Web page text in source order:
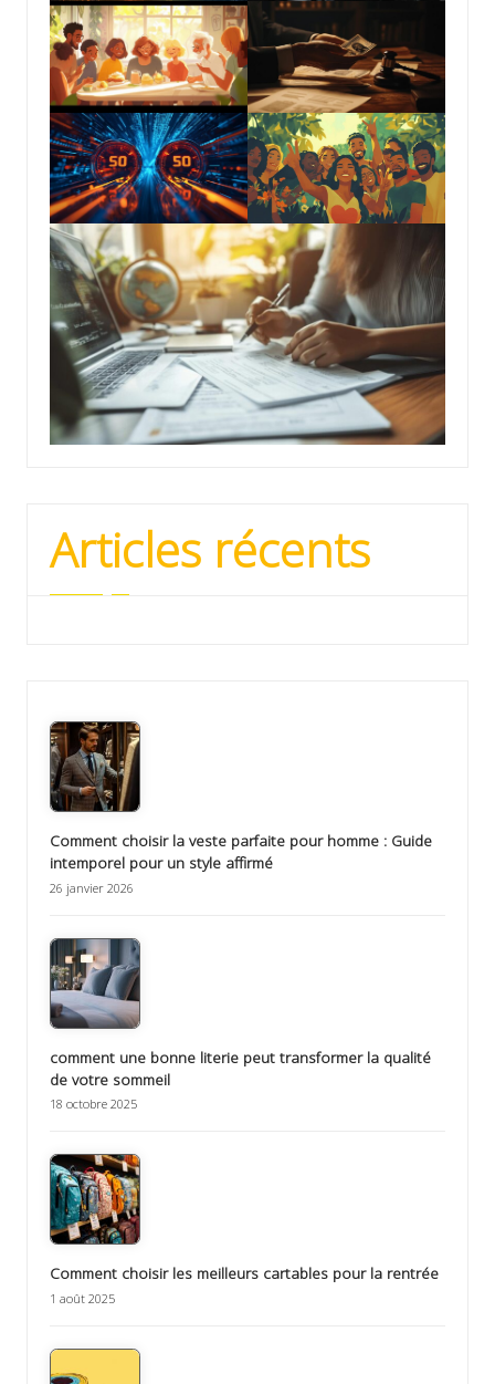
Articles récents
Comment choisir la veste parfaite pour homme : Guide
intemporel pour un style affirmé
26 janvier 2026
comment une bonne literie peut transformer la qualité
de votre sommeil
18 octobre 2025
Comment choisir les meilleurs cartables pour la rentrée
1 août 2025